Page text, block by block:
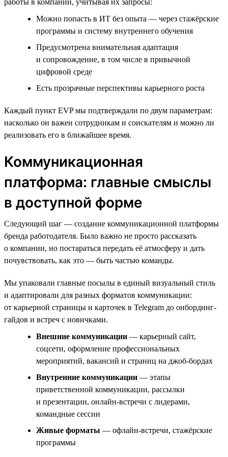
Можно попасть в ИТ без опыта — через стажёрские
программы и систему внутреннего обучения
Предусмотрена внимательная адаптация
и сопровождение, в том числе в привычной
цифровой среде
Есть прозрачные перспективы карьерного роста
Каждый пункт EVP мы подтверждали по двум параметрам:
насколько он важен сотрудникам и соискателям и можно ли
реализовать его в ближайшее время.
Коммуникационная
платформа: главные смыслы
в доступной форме
Следующий шаг — создание коммуникационной платформы
бренда работодателя. Было важно не просто рассказать
о компании, но постараться передать её атмосферу и дать
почувствовать, как это — быть частью команды.
Мы упаковали главные посылы в единый визуальный стиль
и адаптировали для разных форматов коммуникации:
от карьерной страницы и карточек в Telegram до онбординг-
гайдов и встреч с новичками.
Внешние коммуникации — карьерный сайт,
соцсети, оформление профессиональных
мероприятий, вакансий и страниц на джоб-бордах
Внутренние коммуникации — этапы
приветственной коммуникации, рассылки
и презентации, онлайн-встречи с лидерами,
командные сессии
Живые форматы — офлайн-встречи, стажёрские
программы